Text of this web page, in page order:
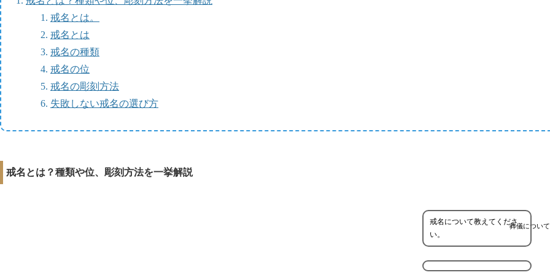
戒名とは。
戒名とは
戒名の種類
戒名の位
戒名の彫刻方法
失敗しない戒名の選び方
戒名とは？種類や位、彫刻方法を一挙解説
葬儀につい
戒名について教えてくださ
い。